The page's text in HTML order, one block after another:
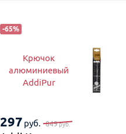
-65%
Крючок
алюминиевый
AddiPur
297 руб. 849руб.